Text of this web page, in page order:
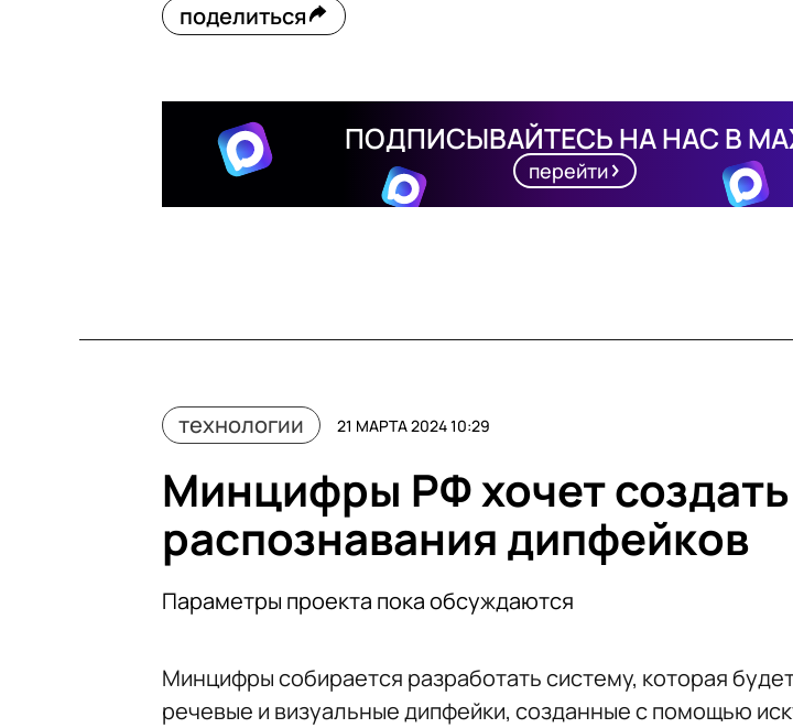
поделиться
ПОДПИСЫВАЙТЕСЬ НА НАС В
перейти
технологии 21 МАРТА 2024 10:29
Минцифры РФ хочет
распознавания дипфейков
Параметры проекта пока обсуждаются
Минцифры собирается разработать систему, которая
речевые и визуальные дипфейки, созданные с помощью